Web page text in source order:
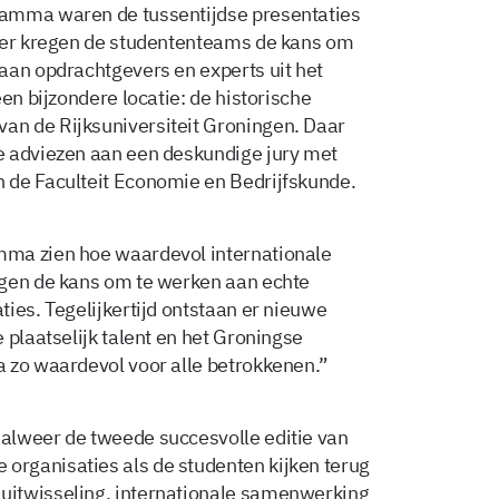
waren de tussentijdse presentaties
kregen de studententeams de kans om
opdrachtgevers en experts uit het
bijzondere locatie: de historische
de Rijksuniversiteit Groningen. Daar
aan een deskundige jury met
de Faculteit Economie en Bedrijfskunde.
zien hoe waardevol internationale
de kans om te werken aan echte
Tegelijkertijd ontstaan er nieuwe
talent en het Groningse
waardevol voor alle betrokkenen.”
de tweede succesvolle editie van
als de studenten kijken terug
internationale samenwerking